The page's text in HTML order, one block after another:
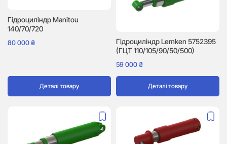
Гідроциліндр Manitou
140/70/720
80 000₴
Деталі товару
Гідроциліндр Lemken 5752395
(ГЦТ 110/105/90/50/500)
59 000₴
Деталі товару